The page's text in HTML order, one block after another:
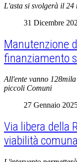
L'asta si svolgerà il
31 Dicembre
Manutenzione
finanziamento
All'ente vanno
piccoli Comuni
27 Gennaio
Via libera della
viabilità